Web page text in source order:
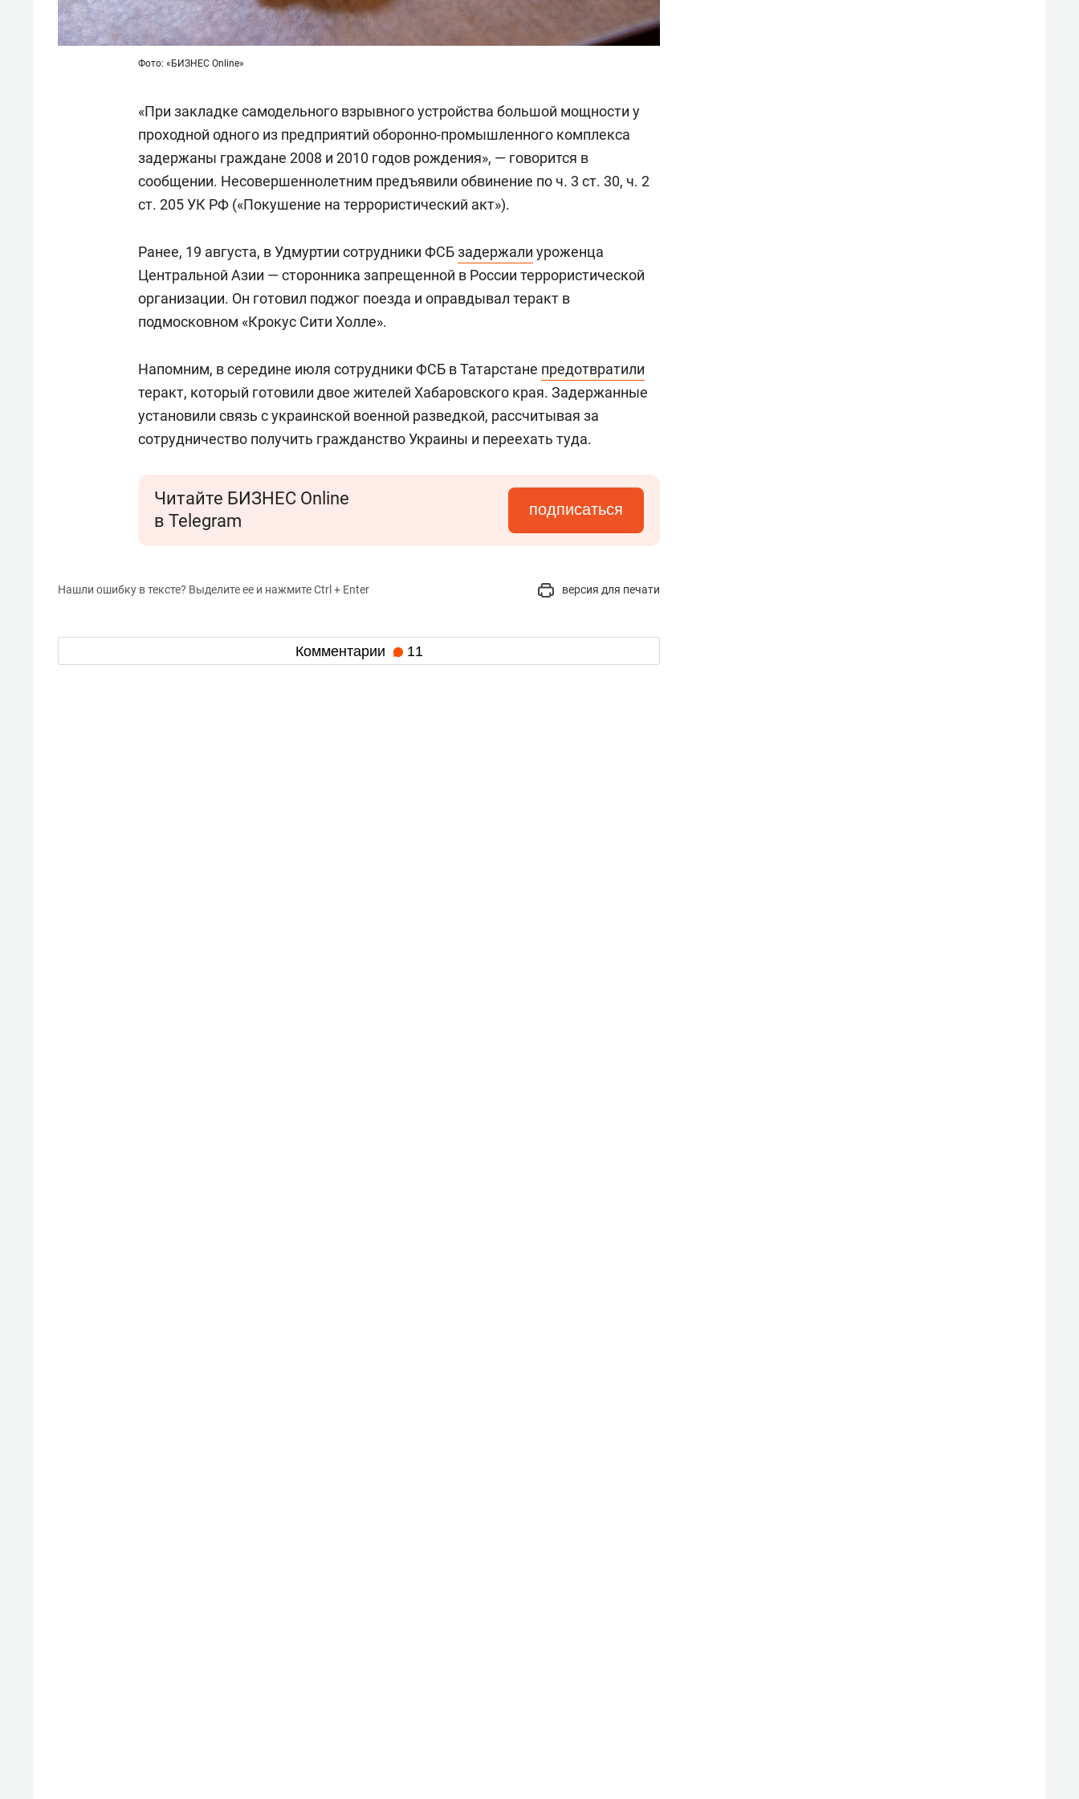
Фото: «БИЗНЕС Online»
«При закладке самодельного взрывного устройства большой мощности у
проходной одного из предприятий оборонно-промышленного комплекса
задержаны граждане 2008 и 2010 годов рождения», — говорится в
сообщении. Несовершеннолетним предъявили обвинение по ч. 3 ст. 30, ч. 2
ст. 205 УК РФ («Покушение на террористический акт»).
Ранее, 19 августа, в Удмуртии сотрудники ФСБзадержали уроженца
Центральной Азии — сторонника запрещенной в России террористической
организации. Он готовил поджог поезда и оправдывал теракт в
подмосковном «Крокус Сити Холле».
Напомним, в середине июля сотрудники ФСБ в Татарстане предотвратили
теракт, который готовили двое жителей Хабаровского края. Задержанные
установили связь с украинской военной разведкой, рассчитывая за
сотрудничество получить гражданство Украины и переехать туда.
Читайте БИЗНЕС Online
в Telegram
подписаться
Нашли ошибку в тексте? Выделите ее и нажмите Ctrl + Enter версия для печати
Комментарии 11